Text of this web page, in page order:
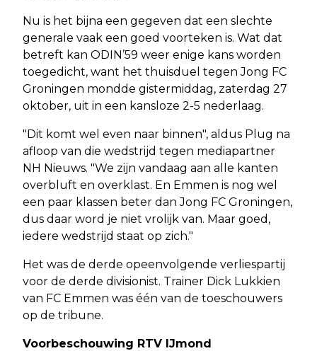
Nu is het bijna een gegeven dat een slechte
generale vaak een goed voorteken is. Wat dat
betreft kan ODIN’59 weer enige kans worden
toegedicht, want het thuisduel tegen Jong FC
Groningen mondde gistermiddag, zaterdag 27
oktober, uit in een kansloze 2-5 nederlaag.
"Dit komt wel even naar binnen", aldus Plug na
afloop van die wedstrijd tegen mediapartner
NH Nieuws. "We zijn vandaag aan alle kanten
overbluft en overklast. En Emmen is nog wel
een paar klassen beter dan Jong FC Groningen,
dus daar word je niet vrolijk van. Maar goed,
iedere wedstrijd staat op zich."
Het was de derde opeenvolgende verliespartij
voor de derde divisionist. Trainer Dick Lukkien
van FC Emmen was één van de toeschouwers
op de tribune.
Voorbeschouwing RTV IJmond